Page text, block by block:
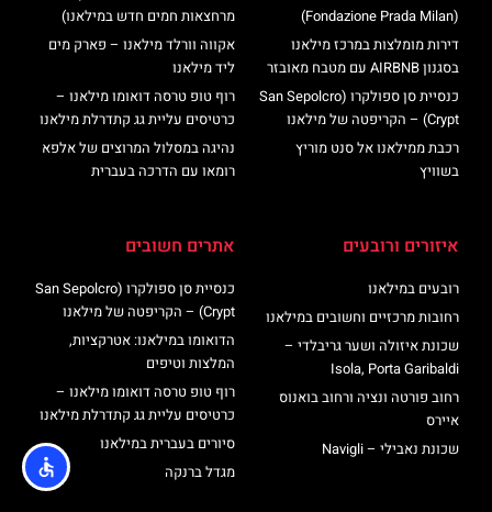
(Fondazione Prada Milan)
דירות מומלצות במרכז מילאנו
בסגנון AIRBNB עם מטבח מאובזר
כנסיית סן ספולקרו (San Sepolcro
Crypt) – הקריפטה של מילאנו
רכבת ממילאנו אל סנט מוריץ
בשוויץ
מרחצאות חמים חדש במילאנו)
אקווה וורלד מילאנו – פארק מים
ליד מילאנו
רוף טופ טרסה דואומו מילאנו –
כרטיסים עליית גג קתדרלת מילאנו
נהיגה במסלול המרוצים של אלפא
רומאו עם הדרכה בעברית
איזורים ורובעים
רובעים במילאנו
רחובות מרכזיים וחשובים במילאנו
שכונת איזולה ושער גריבלדי –
Isola, Porta Garibaldi
רחוב פורטה ונציה ורחוב בואנוס
איירס
שכונת נאבילי – Navigli
אתרים חשובים
כנסיית סן ספולקרו (San Sepolcro
Crypt) – הקריפטה של מילאנו
הדואומו במילאנו: אטרקציות,
המלצות וטיפים
רוף טופ טרסה דואומו מילאנו –
כרטיסים עליית גג קתדרלת מילאנו
סיורים בעברית במילאנו
מגדל ברנקה